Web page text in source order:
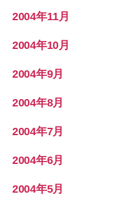
2004年11月
2004年10月
2004年9月
2004年8月
2004年7月
2004年6月
2004年5月